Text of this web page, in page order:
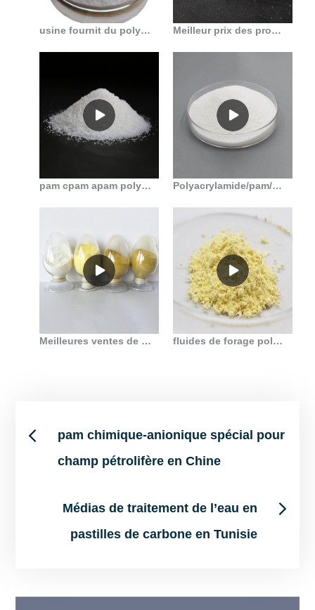
usine fournit du polyacrylamide comme produits pétrochimiques au Mali Meilleur prix des produits chimiques perle de polyélectrolyte polyacrylamide en Algérie
pam cpam apam polyacrylamide anionique à vendre en Algérie Polyacrylamide/pam/polymère floculant pour le traitement des eaux usées
Meilleures ventes de polyacrylamide anionique pour les champs pétrolifères et le forage fluides de forage polyacrylamide anionique en Belgique
Post
navigation
pam chimique-anionique spécial pour
champ pétrolifère en Chine
Médias de traitement de l’eau en
pastilles de carbone en Tunisie